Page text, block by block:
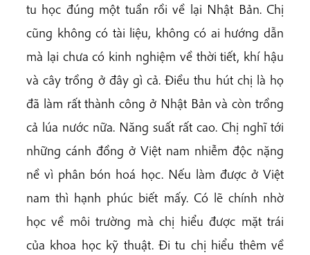
tu học đúng một tuần rồi về lại Nhật Bản. Chị
cũng không có tài liệu, không có ai hướng dẫn
mà lại chưa có kinh nghiệm về thời tiết, khí hậu
và cây trồng ở đây gì cả. Điều thu hút chị là họ
đã làm rất thành công ở Nhật Bản và còn trồng
cả lúa nước nữa. Năng suất rất cao. Chị nghĩ tới
những cánh đồng ở Việt nam nhiễm độc nặng
nề vì phân bón hoá học. Nếu làm được ở Việt
nam thì hạnh phúc biết mấy. Có lẽ chính nhờ
học về môi trường mà chị hiểu được mặt trái
của khoa học kỹ thuật. Đi tu chị hiểu thêm về